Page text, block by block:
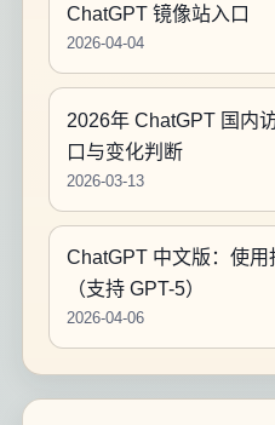
ChatGPT 镜像站入口
2026-04-04
2026年 ChatGPT 国内
口与变化判断
2026-03-13
ChatGPT 中文版：使
（支持 GPT-5）
2026-04-06